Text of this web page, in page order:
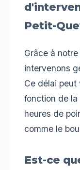
Petit-
Grâce à
intervenons
Ce délai peut
fonction de
heures de
comme le
Est-ce